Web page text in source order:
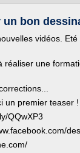
un bon
vidéos. Eté
une
un premier teaser !
QQwXP3